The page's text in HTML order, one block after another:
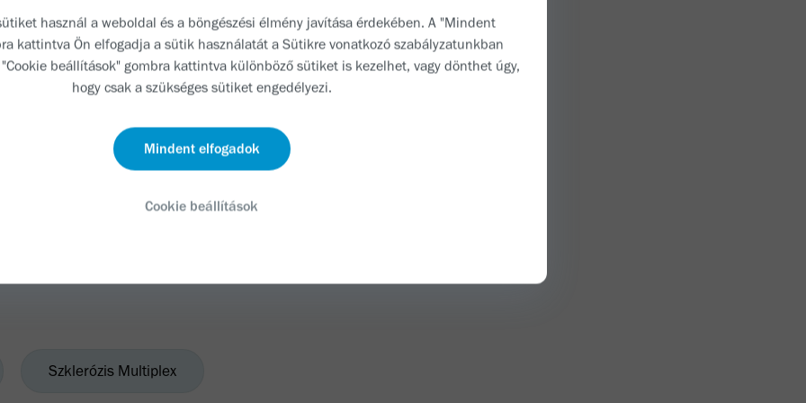
használ a weboldal és a böngészési élmény javítása érdekében. A "Mindent
kattintva Ön elfogadja a sütik használatát a Sütikre vonatkozó szabályzatunkban
beállítások" gombra kattintva különböző sütiket is kezelhet, vagy dönthet úgy,
hogy csak a szükséges sütiket engedélyezi.
Mindent elfogadok
Cookie beállítások
arra emlékeztet minket, hogy az élet változékonysága ellenére mindig
a szépséget, hogy újraértékeljük és átformáljuk az életünket.
elfogadás és a pozitív hozzáállás milyen fontos szerepet játszik
Az SM betegeknek és hozzátartozóiknak pedig érdemes
elérését, és segíthetik őket a mindennapok lehető legteljesebb
Szklerózis Multiplex